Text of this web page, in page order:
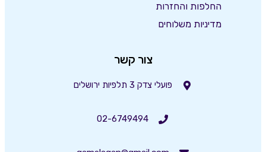
החלפות והחזרות
מדיניות משלוחים
צור קשר
פועלי צדק 3 תלפיות ירושלים
02-6749494